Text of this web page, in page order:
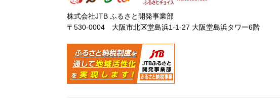
株式会社JTB ふるさと開発事業部
〒530-0004 大阪市北区堂島浜1-1-27 大阪堂島浜タワー6階